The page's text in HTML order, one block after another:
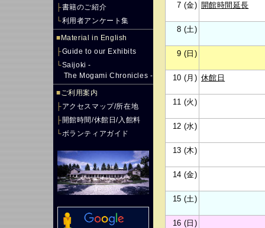
├書籍のご紹介
└利用者アンケート集
■ Material in English
├Guide to our Exhibits
└Saijoki -
The Mogami Chronicles -
■ご利用案内
├アクセスマップ/所在地
├開館時間/休館日/入館料
└ボランティアガイド
7 (金) 開館時間延長
8 (土)
9 (日)
10 (月) 休館日
11 (火)
12 (水)
13 (木)
14 (金)
15 (土)
16 (日)